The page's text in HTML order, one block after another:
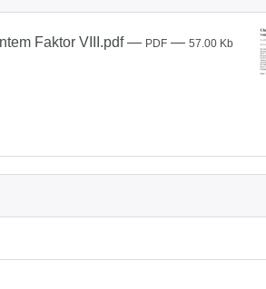
Faktor VIII.pdf— PDF — 57.00 Kb